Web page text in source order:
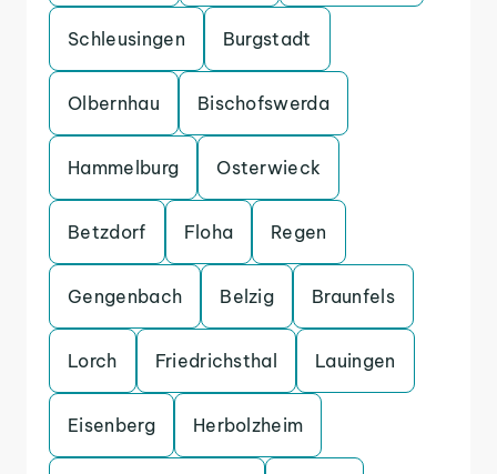
Schleusingen Burgstadt
Olbernhau Bischofswerda
Hammelburg Osterwieck
Betzdorf Floha Regen
Gengenbach Belzig Braunfels
Lorch Friedrichsthal Lauingen
Eisenberg Herbolzheim